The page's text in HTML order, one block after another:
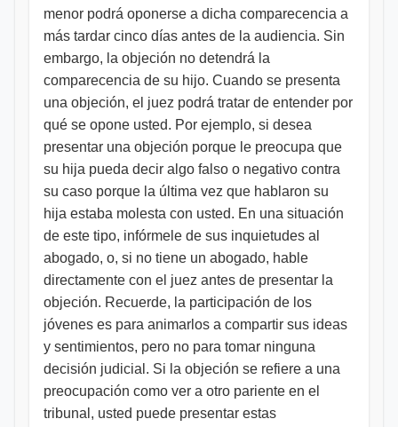
menor podrá oponerse a dicha comparecencia a
más tardar cinco días antes de la audiencia. Sin
embargo, la objeción no detendrá la
comparecencia de su hijo. Cuando se presenta
una objeción, el juez podrá tratar de entender por
qué se opone usted. Por ejemplo, si desea
presentar una objeción porque le preocupa que
su hija pueda decir algo falso o negativo contra
su caso porque la última vez que hablaron su
hija estaba molesta con usted. En una situación
de este tipo, infórmele de sus inquietudes al
abogado, o, si no tiene un abogado, hable
directamente con el juez antes de presentar la
objeción. Recuerde, la participación de los
jóvenes es para animarlos a compartir sus ideas
y sentimientos, pero no para tomar ninguna
decisión judicial. Si la objeción se refiere a una
preocupación como ver a otro pariente en el
tribunal, usted puede presentar estas